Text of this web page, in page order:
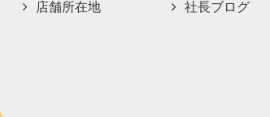
店舗所在地
社長ブログ